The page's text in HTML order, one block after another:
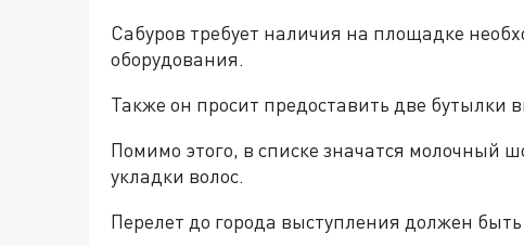
Сабуров требует наличия на площадке
оборудования.
Также он просит предоставить две бутылки
Помимо этого, в списке значатся молочный
укладки волос.
Перелет до города выступления должен